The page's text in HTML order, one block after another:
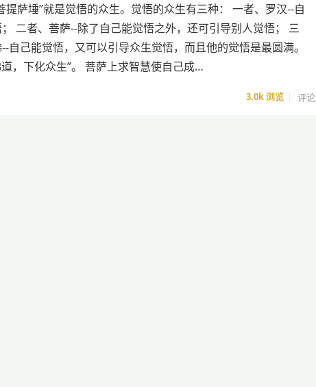
提萨埵”就是觉悟的众生。觉悟的众生有三种： 一者、罗汉--自
二者、菩萨--除了自己能觉悟之外，还可引导别人觉悟； 三
自己能觉悟，又可以引导众生觉悟，而且他的觉悟是最圆满。
，下化众生”。 菩萨上求智慧使自己成…
3.0k浏览 评论